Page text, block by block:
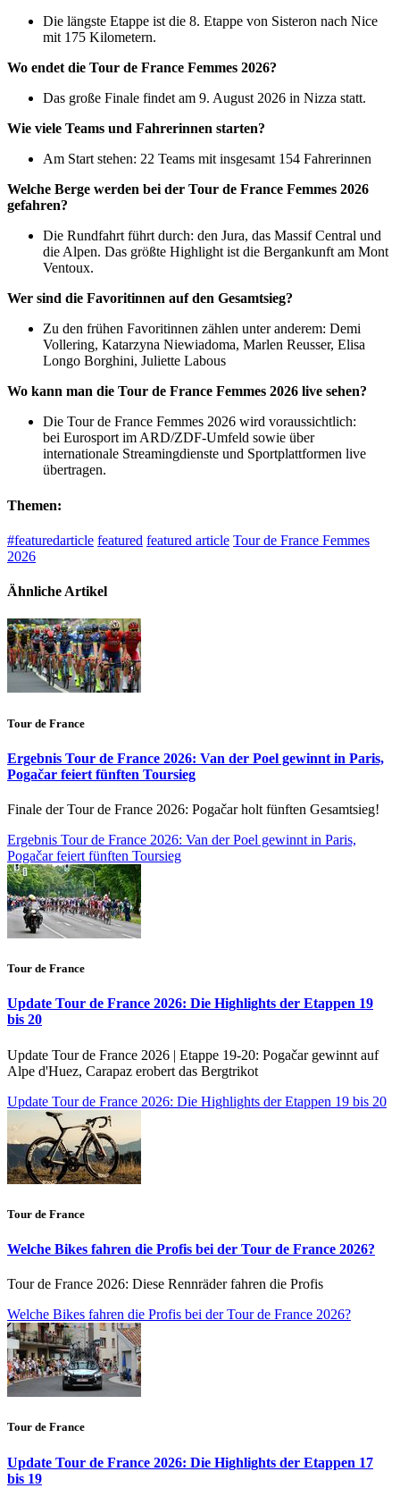
Die längste Etappe ist die 8. Etappe von Sisteron nach Nice
mit 175 Kilometern.
Wo endet die Tour de France Femmes 2026?
Das große Finale findet am 9. August 2026 in Nizza statt.
Wie viele Teams und Fahrerinnen starten?
Am Start stehen: 22 Teams mit insgesamt 154 Fahrerinnen
Welche Berge werden bei der Tour de France Femmes 2026
gefahren?
Die Rundfahrt führt durch: den Jura, das Massif Central und
die Alpen. Das größte Highlight ist die Bergankunft am Mont
Ventoux.
Wer sind die Favoritinnen auf den Gesamtsieg?
Zu den frühen Favoritinnen zählen unter anderem: Demi
Vollering, Katarzyna Niewiadoma, Marlen Reusser, Elisa
Longo Borghini, Juliette Labous
Wo kann man die Tour de France Femmes 2026 live sehen?
Die Tour de France Femmes 2026 wird voraussichtlich:
bei Eurosport im ARD/ZDF-Umfeld sowie über
internationale Streamingdienste und Sportplattformen live
übertragen.
Themen:
#featuredarticle featured featured article Tour de France Femmes
2026
Ähnliche Artikel
Tour de France
Ergebnis Tour de France 2026: Van der Poel gewinnt in Paris,
Pogačar feiert fünften Toursieg
Finale der Tour de France 2026: Pogačar holt fünften Gesamtsieg!
Ergebnis Tour de France 2026: Van der Poel gewinnt in Paris,
Pogačar feiert fünften Toursieg
Tour de France
Update Tour de France 2026: Die Highlights der Etappen 19
bis 20
Update Tour de France 2026 | Etappe 19-20: Pogačar gewinnt auf
Alpe d'Huez, Carapaz erobert das Bergtrikot
Update Tour de France 2026: Die Highlights der Etappen 19 bis 20
Tour de France
Welche Bikes fahren die Profis bei der Tour de France 2026?
Tour de France 2026: Diese Rennräder fahren die Profis
Welche Bikes fahren die Profis bei der Tour de France 2026?
Tour de France
Update Tour de France 2026: Die Highlights der Etappen 17
bis 19